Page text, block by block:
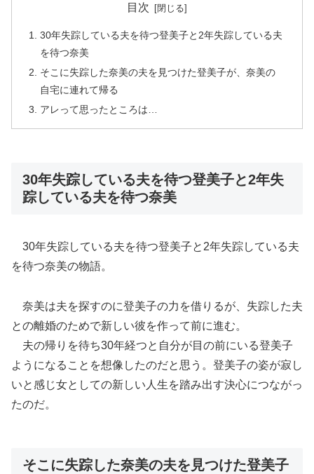
目次
30年失踪している夫を待つ登美子と2年失踪している夫
を待つ奈美
そこに失踪した奈美の夫を見つけた登美子が、奈美の
自宅に連れて帰る
アレって思ったところは…
30年失踪している夫を待つ登美子と2年失
踪している夫を待つ奈美
30年失踪している夫を待つ登美子と2年失踪している夫
を待つ奈美の物語。
奈美は夫を探すのに登美子の力を借りるが、失踪した夫
との離婚のためで新しい彼を作って前に進む。
夫の帰りを待ち30年経つと自分が目の前にいる登美子
ようになることを想像したのだと思う。登美子の姿が寂し
いと感じ女としての新しい人生を踏み出す決心につながっ
たのだ。
そこに失踪した奈美の夫を見つけた登美子